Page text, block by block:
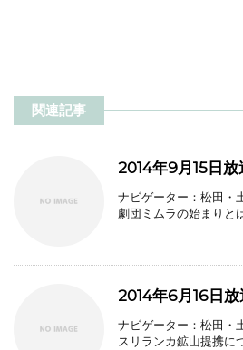
関連記事
2014年9月15日放
ナビゲーター：松田・
劇団ミムラの始まりと
2014年6月16日放
ナビゲーター：松田・
スリランカ鉱山提携に